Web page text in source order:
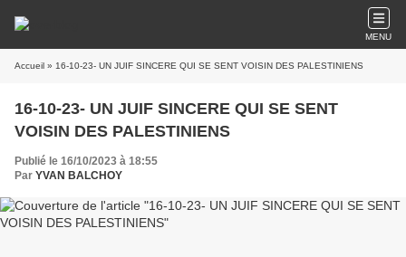
MENU
Accueil » 16-10-23- UN JUIF SINCERE QUI SE SENT VOISIN DES PALESTINIENS
16-10-23- UN JUIF SINCERE QUI SE SENT
VOISIN DES PALESTINIENS
Publié le 16/10/2023 à 18:55
Par YVAN BALCHOY